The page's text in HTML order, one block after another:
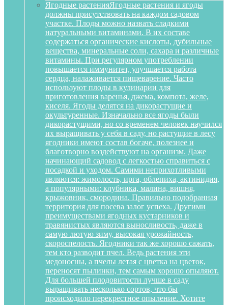
Ягодные растенияЯгодные растения и ягоды
должны присутствовать на каждом садовом
участке. Плоды можно назвать сладкими
натуральными витаминами. В их составе
содержаться органические кислоты, дубильные
вещества, минеральные соли, сахара и различные
витамины. При регулярном употреблении
повышается иммунитет, улучшается работа
сердца, налаживается пищеварение. Часто
используют плоды в кулинарии для
приготовления варенья, джема, компота, желе,
киселя. Ягоды делятся на дикорастущие и
окультуренные. Изначально все ягоды были
дикорастущими, но со временем человек научился
их выращивать у себя в саду, но растущие в лесу
ягодники имеют состав богаче, полезнее и
благотворно воздействуют на организм. Даже
начинающий садовод с легкостью справиться с
посадкой и уходом. Самими неприхотливыми
являются: жимолость, ирга, облепиха, актинидия,
а популярными: клубника, малина, вишня,
крыжовник, смородина. Правильно подобранная
территория для посева залог успеха. Другими
преимуществами ягодных кустарников и
травянистых являются выносливость, даже в
самую лютую зиму, высокая урожайность,
скороспелость. Ягодники так же хорошо сажать,
тем кто разводит пчел. Ведь растения эти
медоносны, а пчелы летая с цветка на цветок,
переносят пылинки, тем самым хорошо опыляют.
Для большей плодовитости лучше в саду
выращивать несколько сортов, что бы
происходило перекрестное опыление. Хотите